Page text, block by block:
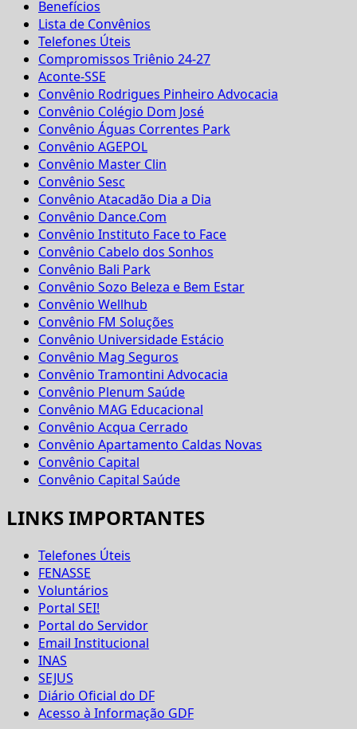
Benefícios
Lista de Convênios
Telefones Úteis
Compromissos Triênio 24-27
Aconte-SSE
Convênio Rodrigues Pinheiro Advocacia
Convênio Colégio Dom José
Convênio Águas Correntes Park
Convênio AGEPOL
Convênio Master Clin
Convênio Sesc
Convênio Atacadão Dia a Dia
Convênio Dance.Com
Convênio Instituto Face to Face
Convênio Cabelo dos Sonhos
Convênio Bali Park
Convênio Sozo Beleza e Bem Estar
Convênio Wellhub
Convênio FM Soluções
Convênio Universidade Estácio
Convênio Mag Seguros
Convênio Tramontini Advocacia
Convênio Plenum Saúde
Convênio MAG Educacional
Convênio Acqua Cerrado
Convênio Apartamento Caldas Novas
Convênio Capital
Convênio Capital Saúde
LINKS IMPORTANTES
Telefones Úteis
FENASSE
Voluntários
Portal SEI!
Portal do Servidor
Email Institucional
INAS
SEJUS
Diário Oficial do DF
Acesso à Informação GDF